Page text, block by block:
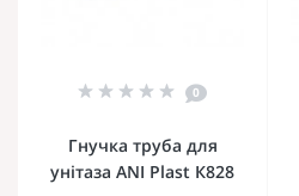
0
Гнучка труба для
унітаза ANI Plast К828